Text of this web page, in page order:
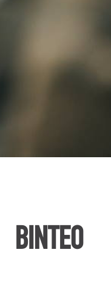
ΒΙΝΤΕΟ